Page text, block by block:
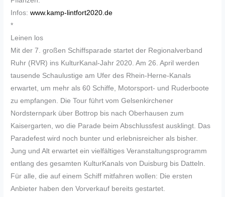
Infos:www.kamp-lintfort2020.de
*
Leinen los
Mit der 7. großen Schiffsparade startet der Regionalverband
Ruhr (RVR) ins KulturKanal-Jahr 2020. Am 26. April werden
tausende Schaulustige am Ufer des Rhein-Herne-Kanals
erwartet, um mehr als 60 Schiffe, Motorsport- und Ruderboote
zu empfangen. Die Tour führt vom Gelsenkirchener
Nordsternpark über Bottrop bis nach Oberhausen zum
Kaisergarten, wo die Parade beim Abschlussfest ausklingt. Das
Paradefest wird noch bunter und erlebnisreicher als bisher.
Jung und Alt erwartet ein vielfältiges Veranstaltungsprogramm
entlang des gesamten KulturKanals von Duisburg bis Datteln.
Für alle, die auf einem Schiff mitfahren wollen: Die ersten
Anbieter haben den Vorverkauf bereits gestartet.